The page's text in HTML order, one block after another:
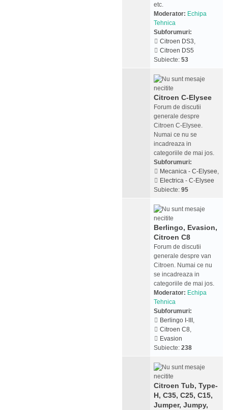
etc.
Moderator: Echipa
Tehnica
Subforumuri:
Citroen DS3,
Citroen DS5
Subiecte: 53
Citroen C-Elysee
Forum de discutii
generale despre
Citroen C-Elysee.
Numai ce nu se
incadreaza in
categoriile de mai jos.
Subforumuri:
Mecanica - C-Elysee,
Electrica - C-Elysee
Subiecte: 95
Berlingo, Evasion,
Citroen C8
Forum de discutii
generale despre van
Citroen. Numai ce nu
se incadreaza in
categoriile de mai jos.
Moderator: Echipa
Tehnica
Subforumuri:
Berlingo I-III ,
Citroen C8,
Evasion
Subiecte: 238
Citroen Tub, Type-
H, C35, C25, C15,
Jumper, Jumpy,